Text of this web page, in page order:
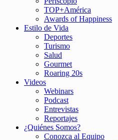
TOP+América
Awards of Happiness
Estilo de Vida
Deportes
Turismo
Salud
Gourmet
Roaring 20s
Videos
Webinars
Podcast
Entrevistas
Reportajes
¿Quiénes Somos?
Conozca al Equipo